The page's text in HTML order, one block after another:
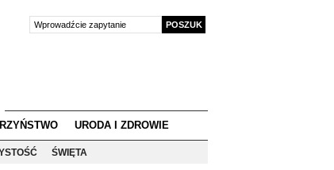
URODA I ZDROWIE
ŚWIĘTA